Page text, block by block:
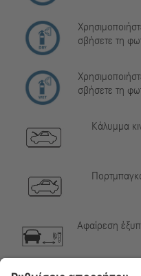
σβήσετε τη
σβήσετε τη
Κάλυμμα
Αφαίρεση